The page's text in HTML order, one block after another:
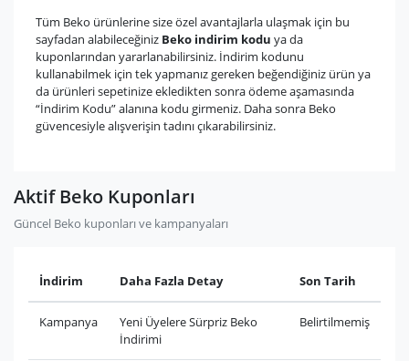
Tüm Beko ürünlerine size özel avantajlarla ulaşmak için bu
sayfadan alabileceğiniz Beko indirim kodu ya da
kuponlarından yararlanabilirsiniz. İndirim kodunu
kullanabilmek için tek yapmanız gereken beğendiğiniz ürün ya
da ürünleri sepetinize ekledikten sonra ödeme aşamasında
“İndirim Kodu” alanına kodu girmeniz. Daha sonra Beko
güvencesiyle alışverişin tadını çıkarabilirsiniz.
Aktif Beko Kuponları
Güncel Beko kuponları ve kampanyaları
İndirim Daha Fazla Detay Son Tarih
Kampanya
Yeni Üyelere Sürpriz Beko
İndirimi
Belirtilmemiş